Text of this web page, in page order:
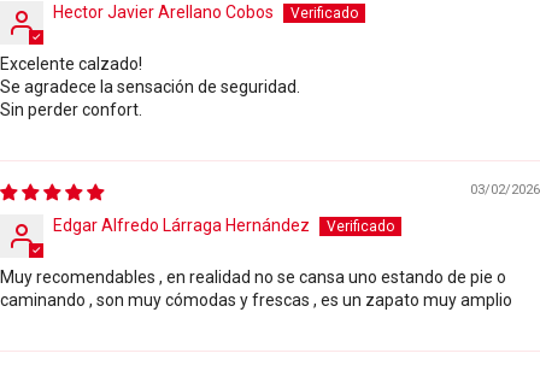
Hector Javier Arellano Cobos
Excelente calzado!
Se agradece la sensación de seguridad.
Sin perder confort.
03/02/2026
Edgar Alfredo Lárraga Hernández
Muy recomendables , en realidad no se cansa uno estando de pie o
caminando , son muy cómodas y frescas , es un zapato muy amplio